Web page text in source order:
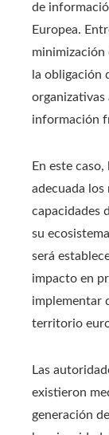
de
Europea.
minimización
la obligación
organizativas
información
En este
adecuada los
capacidades
su
será
impacto en
implementar
territorio
Las
existieron
generación